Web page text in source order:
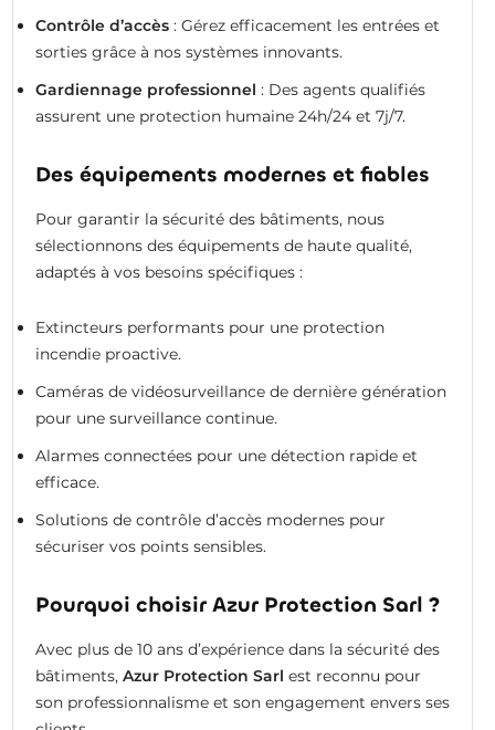
Contrôle d’accès: Gérez efficacement les entrées et
sorties grâce à nos systèmes innovants.
Gardiennage professionnel : Des agents qualifiés
assurent une protection humaine 24h/24 et 7j/7.
Des équipements modernes et fiables
Pour garantir la sécurité des bâtiments, nous
sélectionnons des équipements de haute qualité,
adaptés à vos besoins spécifiques :
Extincteurs performants pour une protection
incendie proactive.
Caméras de vidéosurveillance de dernière génération
pour une surveillance continue.
Alarmes connectées pour une détection rapide et
efficace.
Solutions de contrôle d’accès modernes pour
sécuriser vos points sensibles.
Pourquoi choisir Azur Protection Sarl ?
Avec plus de 10 ans d’expérience dans la sécurité des
bâtiments, Azur Protection Sarl est reconnu pour
son professionnalisme et son engagement envers ses